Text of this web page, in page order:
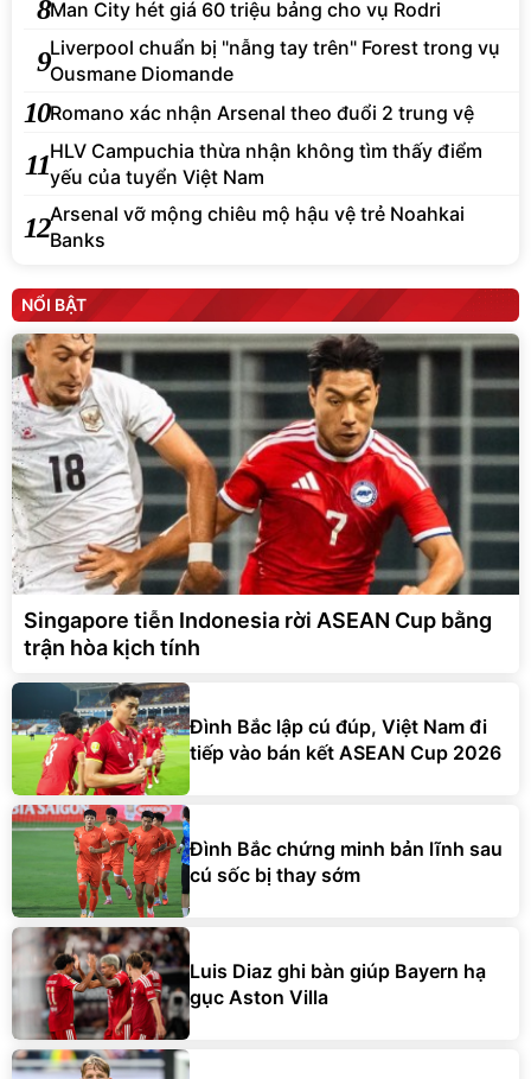
8Man City hét giá 60 triệu bảng cho vụ Rodri
9Liverpool chuẩn bị "nẫng tay trên" Forest trong vụ
Ousmane Diomande
10Romano xác nhận Arsenal theo đuổi 2 trung vệ
11HLV Campuchia thừa nhận không tìm thấy điểm
yếu của tuyển Việt Nam
12Arsenal vỡ mộng chiêu mộ hậu vệ trẻ Noahkai
Banks
NỔI BẬT
Singapore tiễn Indonesia rời ASEAN Cup bằng
trận hòa kịch tính
Đình Bắc lập cú đúp, Việt Nam đi
tiếp vào bán kết ASEAN Cup 2026
Đình Bắc chứng minh bản lĩnh sau
cú sốc bị thay sớm
Luis Diaz ghi bàn giúp Bayern hạ
gục Aston Villa